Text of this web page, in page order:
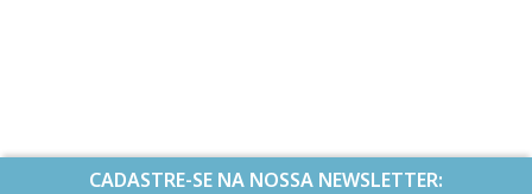
CADASTRE-SE NA NOSSA NEWSLETTER: